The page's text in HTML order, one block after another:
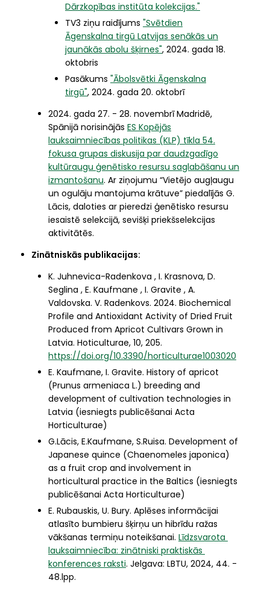
Dārzkopības institūta kolekcijas."
TV3 ziņu raidījums "Svētdien
Āgenskalna tirgū Latvijas senākās un
jaunākās abolu šķirnes", 2024. gada 18.
oktobris
Pasākums "Ābolsvētki Āgenskalna
tirgū", 2024. gada 20. oktobrī
2024. gada 27. - 28. novembrī Madridē,
Spānijā norisinājās ES Kopējās
lauksaimniecības politikas (KLP) tīkla 54.
fokusa grupas diskusija par daudzgadīgo
kultūraugu ģenētisko resursu saglabāšanu un
izmantošanu. Ar ziņojumu “Vietējo augļaugu
un ogulāju mantojuma krātuve” piedalījās G.
Lācis, daloties ar pieredzi ģenētisko resursu
iesaistē selekcijā, sevišķi priekšselekcijas
aktivitātēs.
Zinātniskās publikacijas:
K. Juhnevica-Radenkova , I. Krasnova, D.
Seglina , E. Kaufmane , I. Gravite , A.
Valdovska. V. Radenkovs. 2024. Biochemical
Profile and Antioxidant Activity of Dried Fruit
Produced from Apricot Cultivars Grown in
Latvia. Hoticulturae, 10, 205.
https://doi.org/10.3390/horticulturae1003020
E. Kaufmane, I. Gravite. History of apricot
(Prunus armeniaca L.) breeding and
development of cultivation technologies in
Latvia (iesniegts publicēšanai Acta
Horticulturae)
G.Lācis, E.Kaufmane, S.Ruisa. Development of
Japanese quince (Chaenomeles japonica)
as a fruit crop and involvement in
horticultural practice in the Baltics (iesniegts
publicēšanai Acta Horticulturae)
E. Rubauskis, U. Bury. Aplēses informācijai
atlasīto bumbieru šķirņu un hibrīdu ražas
vākšanas termiņu noteikšanai. Līdzsvarota
lauksaimniecība: zinātniski praktiskās
konferences raksti. Jelgava: LBTU, 2024, 44. -
48.lpp.